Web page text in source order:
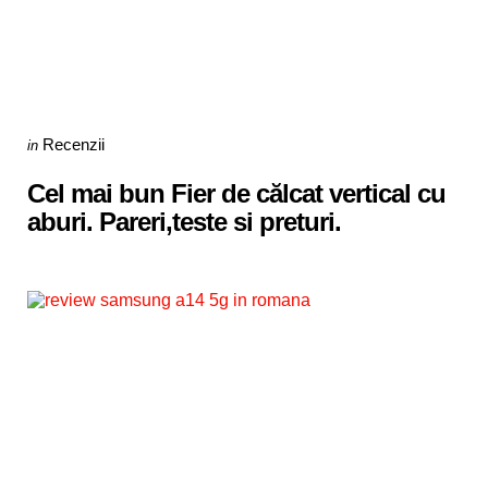
Categories
Posted
in Recenzii
Cel mai bun Fier de călcat vertical cu
aburi. Pareri,teste si preturi.